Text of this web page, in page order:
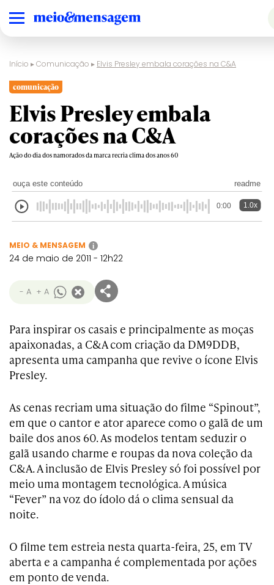
Início ▸Comunicação ▸ Elvis Presley embala corações na C&A
comunicação
Elvis Presley embala
corações na C&A
Ação do dia dos namorados da marca recria clima dos anos 60
ouça este conteúdo readme
0:00 1.0x
MEIO & MENSAGEM i
24 de maio de 2011 - 12h22
- A + A
Para inspirar os casais e principalmente as moças
apaixonadas, a C&A com criação da DM9DDB,
apresenta uma campanha que revive o ícone Elvis
Presley.
As cenas recriam uma situação do filme “Spinout”,
em que o cantor e ator aparece como o galã de um
baile dos anos 60. As modelos tentam seduzir o
galã usando charme e roupas da nova coleção da
C&A. A inclusão de Elvis Presley só foi possível por
meio uma montagem tecnológica. A música
“Fever” na voz do ídolo dá o clima sensual da
noite.
O filme tem estreia nesta quarta-feira, 25, em TV
aberta e a campanha é complementada por ações
em ponto de venda.